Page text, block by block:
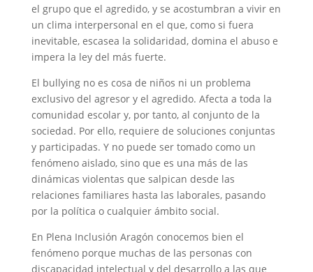
el grupo que el agredido, y se acostumbran a vivir en
un clima interpersonal en el que, como si fuera
inevitable, escasea la solidaridad, domina el abuso e
impera la ley del más fuerte.
El bullying no es cosa de niños ni un problema
exclusivo del agresor y el agredido. Afecta a toda la
comunidad escolar y, por tanto, al conjunto de la
sociedad. Por ello, requiere de soluciones conjuntas
y participadas. Y no puede ser tomado como un
fenómeno aislado, sino que es una más de las
dinámicas violentas que salpican desde las
relaciones familiares hasta las laborales, pasando
por la política o cualquier ámbito social.
En Plena Inclusión Aragón conocemos bien el
fenómeno porque muchas de las personas con
discapacidad intelectual y del desarrollo a las que